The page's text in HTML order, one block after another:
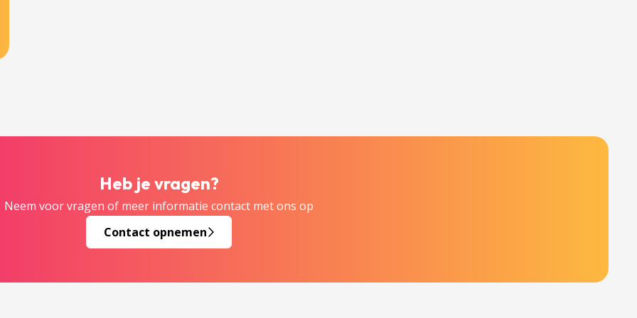
Heb je vragen?
Neem voor vragen of meer informatie contact met ons op
Contact opnemen